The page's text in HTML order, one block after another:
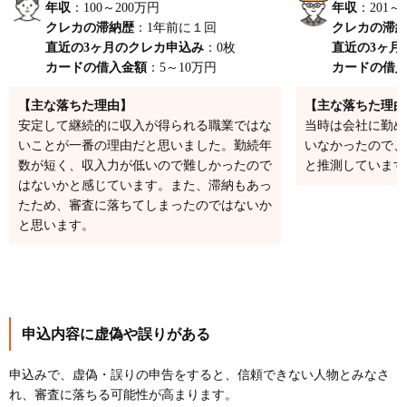
年収 ：100～200万円
クレカの滞納歴 ：1年前に１回
直近の3ヶ月のクレカ申込み ：0枚
カードの借入金額 ：5～10万円
【主な落ちた理由】
安定して継続的に収入が得られる職業ではな
いことが一番の理由だと思いました。勤続年
数が短く、収入力が低いので難しかったので
はないかと感じています。また、滞納もあっ
たため、審査に落ちてしまったのではないか
と思います。
年収 ：201
クレカの滞
直近の3ヶ月
カードの借
【主な落ちた理
当時は会社に勤
いなかったので
と推測していま
申込内容に虚偽や誤りがある
申込みで、虚偽・誤りの申告をすると、信頼できない人物とみなさ
れ、審査に落ちる可能性が高まります。